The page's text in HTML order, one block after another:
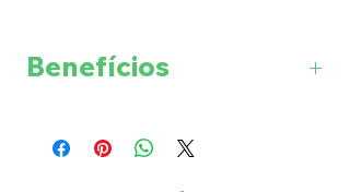
Benefícios
Combate a inflamação